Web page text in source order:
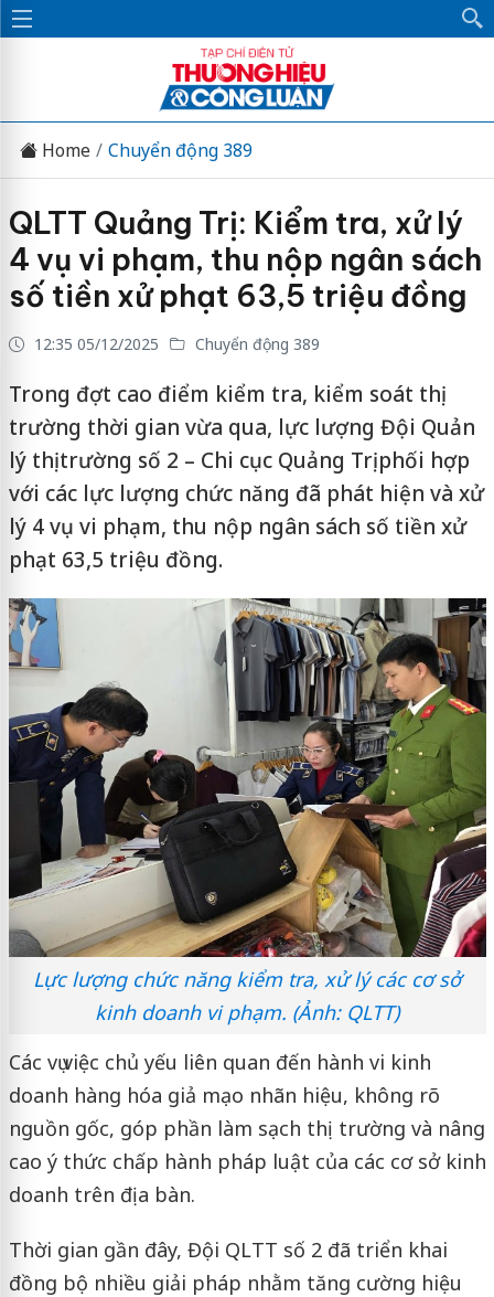
Home Chuyển động 389
QLTT Quảng Trị: Kiểm tra, xử lý
4 vụ vi phạm, thu nộp ngân sách
số tiền xử phạt 63,5 triệu đồng
12:35 05/12/2025 Chuyển động 389
Trong đợt cao điểm kiểm tra, kiểm soát thị
trường thời gian vừa qua, lực lượng Đội Quản
lý thị trường số 2 – Chi cục Quảng Trị phối hợp
với các lực lượng chức năng đã phát hiện và xử
lý 4 vụ vi phạm, thu nộp ngân sách số tiền xử
phạt 63,5 triệu đồng.
Lực lượng chức năng kiểm tra, xử lý các cơ sở
kinh doanh vi phạm. (Ảnh: QLTT)
Các vụ việc chủ yếu liên quan đến hành vi kinh
doanh hàng hóa giả mạo nhãn hiệu, không rõ
nguồn gốc, góp phần làm sạch thị trường và nâng
cao ý thức chấp hành pháp luật của các cơ sở kinh
doanh trên địa bàn.
Thời gian gần đây, Đội QLTT số 2 đã triển khai
đồng bộ nhiều giải pháp nhằm tăng cường hiệu